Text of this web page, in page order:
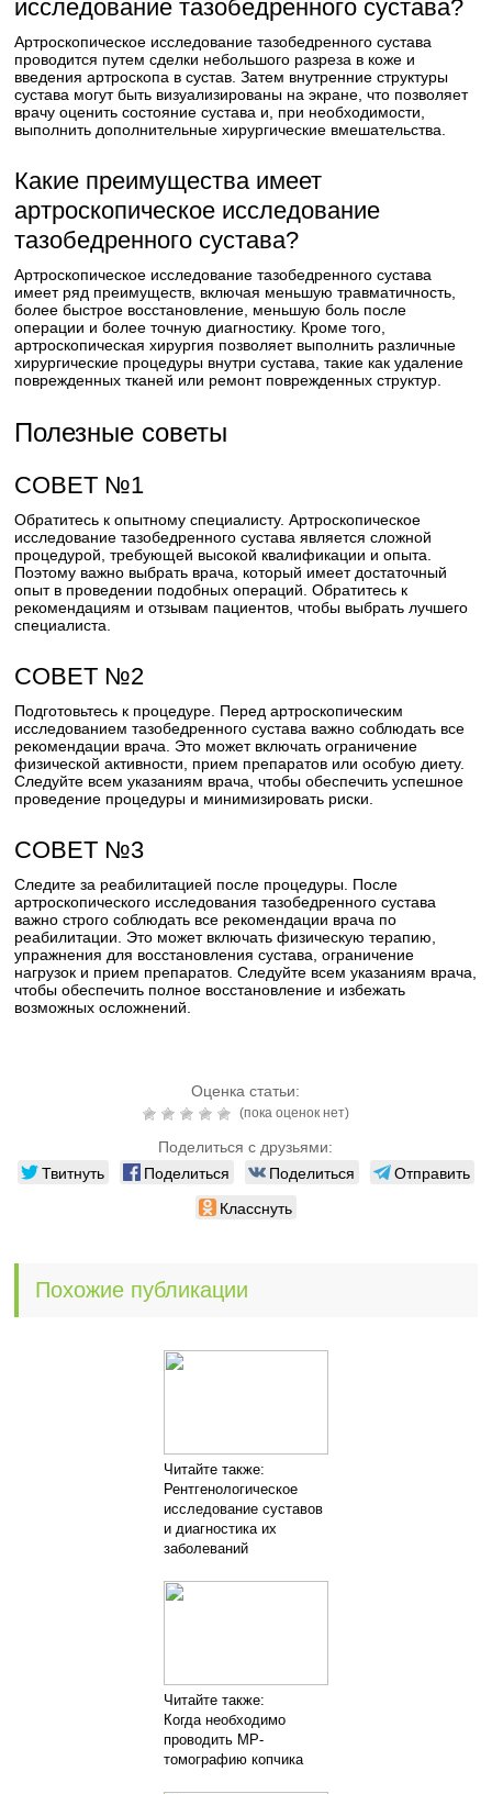
исследование тазобедренного сустава?
Артроскопическое исследование тазобедренного сустава
проводится путем сделки небольшого разреза в коже и
введения артроскопа в сустав. Затем внутренние структуры
сустава могут быть визуализированы на экране, что позволяет
врачу оценить состояние сустава и, при необходимости,
выполнить дополнительные хирургические вмешательства.
Какие преимущества имеет
артроскопическое исследование
тазобедренного сустава?
Артроскопическое исследование тазобедренного сустава
имеет ряд преимуществ, включая меньшую травматичность,
более быстрое восстановление, меньшую боль после
операции и более точную диагностику. Кроме того,
артроскопическая хирургия позволяет выполнить различные
хирургические процедуры внутри сустава, такие как удаление
поврежденных тканей или ремонт поврежденных структур.
Полезные советы
СОВЕТ №1
Обратитесь к опытному специалисту. Артроскопическое
исследование тазобедренного сустава является сложной
процедурой, требующей высокой квалификации и опыта.
Поэтому важно выбрать врача, который имеет достаточный
опыт в проведении подобных операций. Обратитесь к
рекомендациям и отзывам пациентов, чтобы выбрать лучшего
специалиста.
СОВЕТ №2
Подготовьтесь к процедуре. Перед артроскопическим
исследованием тазобедренного сустава важно соблюдать все
рекомендации врача. Это может включать ограничение
физической активности, прием препаратов или особую диету.
Следуйте всем указаниям врача, чтобы обеспечить успешное
проведение процедуры и минимизировать риски.
СОВЕТ №3
Следите за реабилитацией после процедуры. После
артроскопического исследования тазобедренного сустава
важно строго соблюдать все рекомендации врача по
реабилитации. Это может включать физическую терапию,
упражнения для восстановления сустава, ограничение
нагрузок и прием препаратов. Следуйте всем указаниям врача,
чтобы обеспечить полное восстановление и избежать
возможных осложнений.
Оценка статьи:
(пока оценок нет)
Поделиться с друзьями:
Твитнуть Поделиться Поделиться
Отправить
Класснуть
Похожие публикации
Читайте также:
Рентгенологическое
исследование суставов
и диагностика их
заболеваний
Читайте также:
Когда необходимо
проводить МР-
томографию копчика